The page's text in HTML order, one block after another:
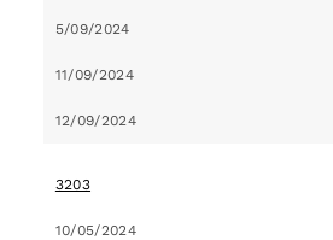
5/09/2024
11/09/2024
12/09/2024
3203
10/05/2024